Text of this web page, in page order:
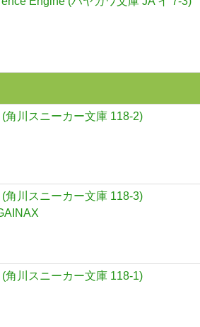
角川スニーカー文庫 118-2)
角川スニーカー文庫 118-3)
角川スニーカー文庫 118-1)